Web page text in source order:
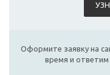
Оформите заявку на
время и ответим